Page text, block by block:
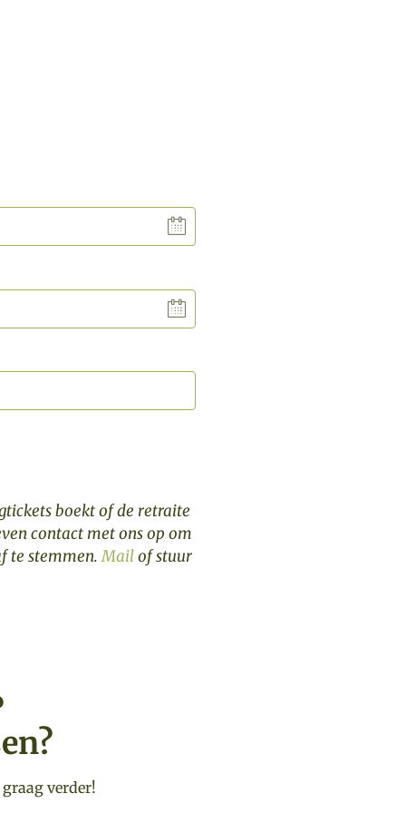
boekt of de retraite
contact met ons op om
te stemmen.Mailof stuur
verder!